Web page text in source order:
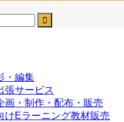
・編集
張サービス
画・制作・配布・販売
けEラーニング教材販売